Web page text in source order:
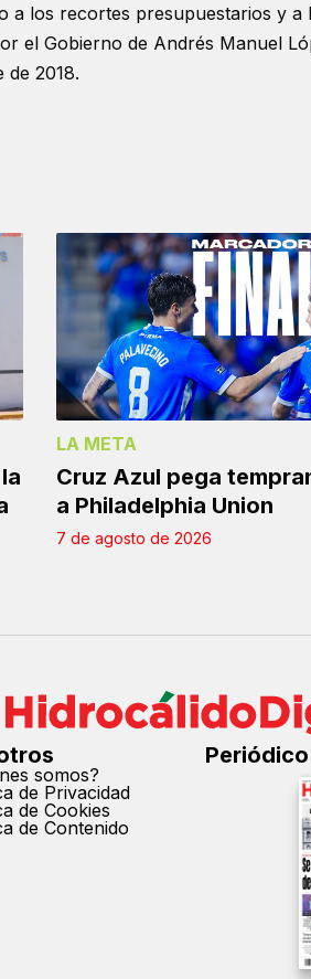
a los recortes presupuestarios y
el Gobierno de Andrés Manuel
de 2018.
LA META
Cruz Azul pega
a Philadelphia Union
7 de agosto de 2026
somos?
de Privacidad
de Cookies
de Contenido